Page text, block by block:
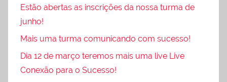
Estão abertas as inscrições da nossa turma de
junho!
Mais uma turma comunicando com sucesso!
Dia 12 de março teremos mais uma live Live
Conexão para o Sucesso!